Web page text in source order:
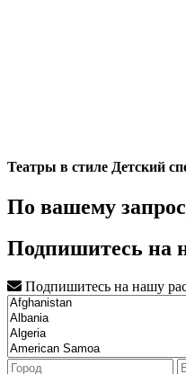
Театры в стиле Детский
По вашему
Подпишитесь на
Подпишитесь на нашу